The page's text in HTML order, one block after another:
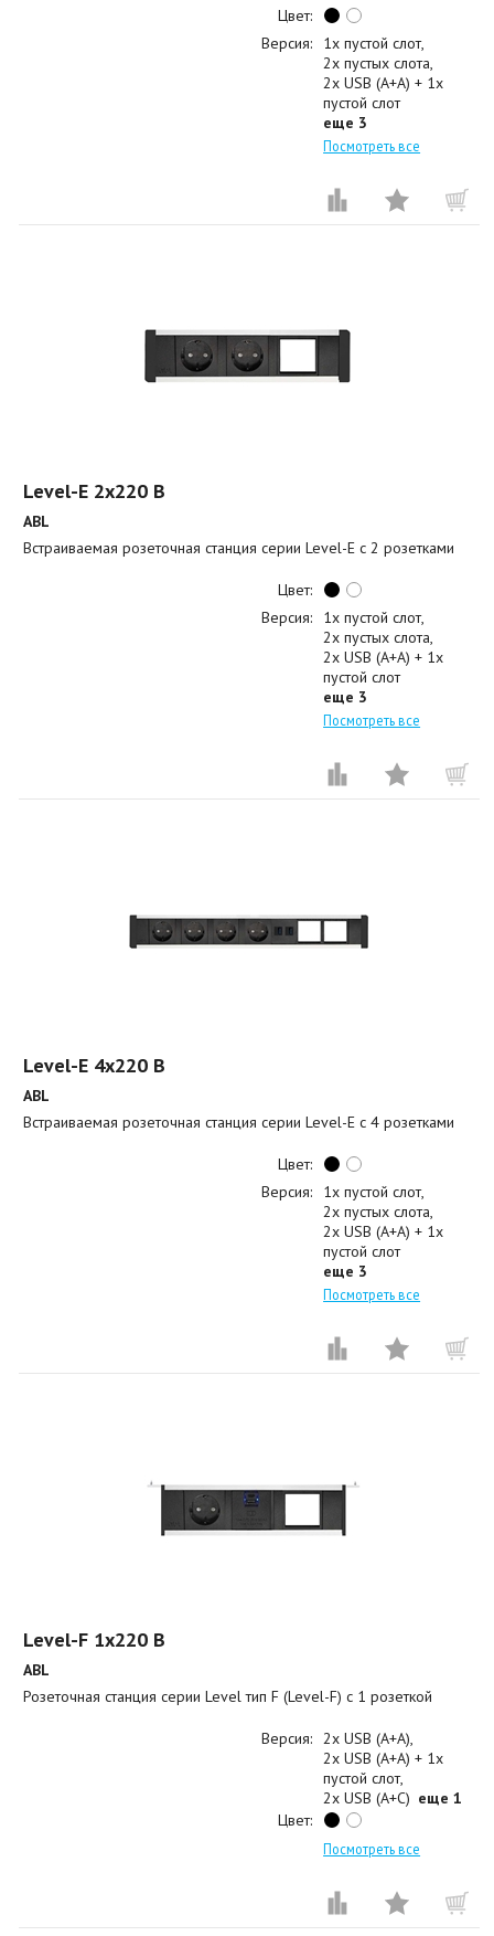
Цвет:
Версия:
1x пустой слот
2x пустых слота
2x USB (A+A) + 1x
пустой слот
еще 3
Посмотреть все
Level-E 2x220 B
ABL
Встраиваемая розеточная станция серии Level-E с 2 розетками
Цвет:
Версия:
1x пустой слот
2x пустых слота
2x USB (A+A) + 1x
пустой слот
еще 3
Посмотреть все
Level-E 4x220 B
ABL
Встраиваемая розеточная станция серии Level-E с 4 розетками
Цвет:
Версия:
1x пустой слот
2x пустых слота
2x USB (A+A) + 1x
пустой слот
еще 3
Посмотреть все
Level-F 1x220 B
ABL
Розеточная станция серии Level тип F (Level-F) с 1 розеткой
Версия: 2x USB (A+A)
2x USB (A+A) + 1x
пустой слот
2x USB (A+C) еще 1
Цвет:
Посмотреть все